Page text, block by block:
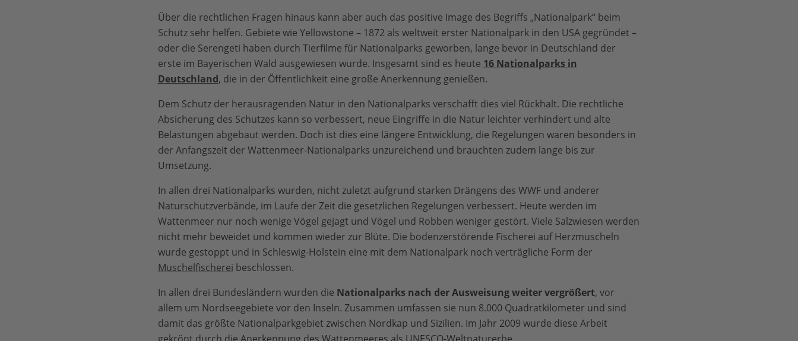
Über die rechtlichen Fragen hinaus kann aber auch das positive Image des Begriffs „Nationalpark“ beim
Schutz sehr helfen. Gebiete wie Yellowstone – 1872 als weltweit erster Nationalpark in den USA gegründet –
oder die Serengeti haben durch Tierfilme für Nationalparks geworben, lange bevor in Deutschland der
erste im Bayerischen Wald ausgewiesen wurde. Insgesamt sind es heute 16 Nationalparks in
Deutschland, die in der Öffentlichkeit eine große Anerkennung genießen.
Dem Schutz der herausragenden Natur in den Nationalparks verschafft dies viel Rückhalt. Die rechtliche
Absicherung des Schutzes kann so verbessert, neue Eingriffe in die Natur leichter verhindert und alte
Belastungen abgebaut werden. Doch ist dies eine längere Entwicklung, die Regelungen waren besonders in
der Anfangszeit der Wattenmeer-Nationalparks unzureichend und brauchten zudem lange bis zur
Umsetzung.
In allen drei Nationalparks wurden, nicht zuletzt aufgrund starken Drängens des WWF und anderer
Naturschutzverbände, im Laufe der Zeit die gesetzlichen Regelungen verbessert. Heute werden im
Wattenmeer nur noch wenige Vögel gejagt und Vögel und Robben weniger gestört. Viele Salz­wiesen werden
nicht mehr beweidet und kommen wieder zur Blüte. Die bodenzerstörende Fischerei auf Herzmuscheln
wurde gestoppt und in Schleswig-Holstein eine mit dem Nationalpark noch verträgliche Form der
Muschelfischerei beschlossen.
In allen drei Bundesländern wurden die Nationalparks nach der Ausweisung weiter vergrößert, vor
allem um Nordseegebiete vor den Inseln. Zusammen umfassen sie nun 8.000 Quadratkilometer und sind
damit das größte Nationalparkgebiet zwischen Nordkap und Sizilien. Im Jahr 2009 wurde diese Arbeit